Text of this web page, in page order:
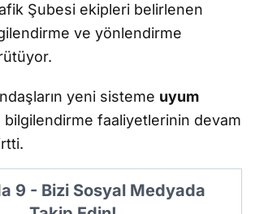
Şubesi ekipleri belirlenen
ve yönlendirme
yeni sisteme uyum
bilgilendirme faaliyetlerinin devam
9 - Bizi Sosyal Medyada